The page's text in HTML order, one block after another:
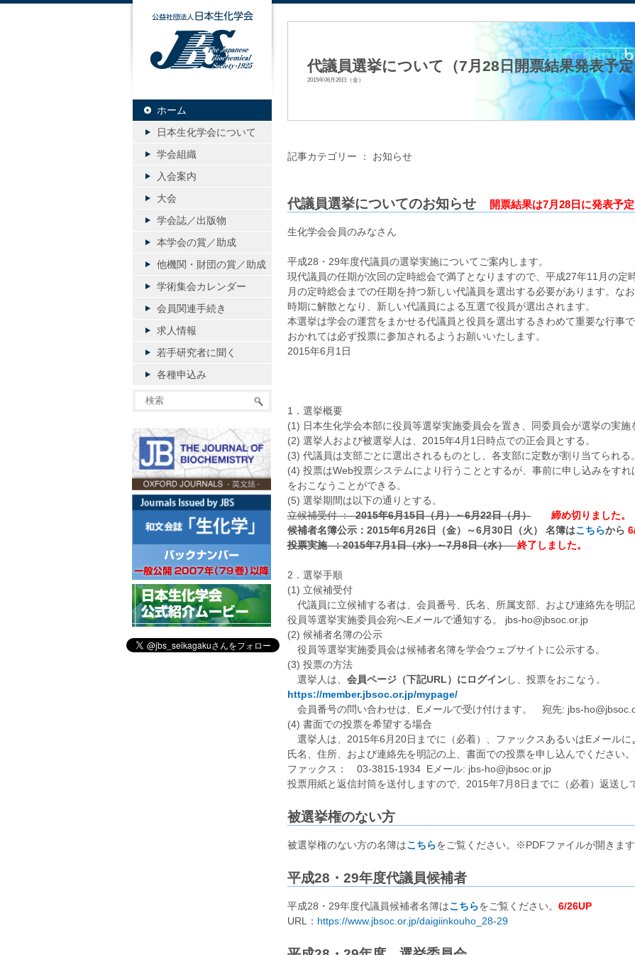
代議員選挙について（7月28日開票結果発表予
2015年06月26日（金）
記事カテゴリー ： お知らせ
代議員選挙についてのお知らせ 開票結果は7月28日に発表予定
生化学会会員のみなさん
平成28・29年度代議員の選挙実施についてご案内します。
現代議員の任期が次回の定時総会で満了となりますので、平成27年11月の定
月の定時総会までの任期を持つ新しい代議員を選出する必要があります。な
時期に解散となり、新しい代議員による互選で役員が選出されます。
本選挙は学会の運営をまかせる代議員と役員を選出するきわめて重要な行事
おかれては必ず投票に参加されるようお願いいたします。
2015年6月1日
日本生化
会長 中西
1．選挙概要
(1) 日本生化学会本部に役員等選挙実施委員会を置き、同委員会が選挙の実施
(2) 選挙人および被選挙人は、2015年4月1日時点での正会員とする。
(3) 代議員は支部ごとに選出されるものとし、各支部に定数が割り当てられる。
(4) 投票はWeb投票システムにより行うこととするが、事前に申し込みをすれ
をおこなうことができる。
(5) 選挙期間は以下の通りとする。
立候補受付 ：2015年6月15日（月）～6月22日（月）
締め切りました。
候補者名簿公示：2015年6月26日（金）～6月30日（火） 名簿はこちらから
投票実施 ：2015年7月1日（水）～7月8日（水）終了しました。
2．選挙手順
(1) 立候補受付
代議員に立候補する者は、会員番号、氏名、所属支部、および連絡先を明
役員等選挙実施委員会宛へEメールで通知する。 jbs-ho@jbsoc.or.jp
(2) 候補者名簿の公示
役員等選挙実施委員会は候補者名簿を学会ウェブサイトに公示する。
(3) 投票の方法
選挙人は、 会員ページ（下記URL）にログインし、投票をおこなう。
https://member.jbsoc.or.jp/mypage/
会員番号の問い合わせは、Eメールで受け付けます。 宛先: jbs-
(4) 書面での投票を希望する場合
選挙人は、2015年6月20日までに（必着）、ファックスあるいはEメールに
氏名、住所、および連絡先を明記の上、書面での投票を申し込んでください。
ファックス： 03-3815-1934 Eメール: jbs-ho@jbsoc.or.jp
投票用紙と返信封筒を送付しますので、2015年7月8日までに（必着）返送し
被選挙権のない方
被選挙権のない方の名簿はこちらをご覧ください。※PDFファイルが開きます.
平成28・29年度代議員候補者
平成28・29年度代議員候補者名簿はこちらをご覧ください。 6/26UP
URL： https://www.jbsoc.or.jp/daigiinkouho_28-29
公益社団法人日本生化学会
ホーム
日本生化学会について
学会組織
入会案内
大会
学会誌／出版物
本学会の賞／助成
他機関・財団の賞／助成
学術集会カレンダー
会員関連手続き
求人情報
若手研究者に聞く
各種申込み